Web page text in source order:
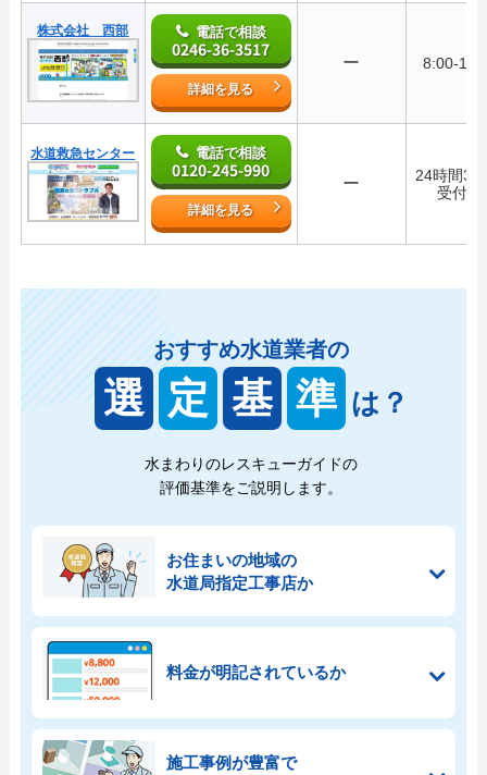
株式会社 西部 電話で相談
0246-36-3517
詳細を見る
ー 8:00-
水道救急センター 電話で相談
0120-245-990
詳細を見る
ー
24時間
受付中
おすすめ水道業者の
選 定 基 準 は？
水まわりのレスキューガイドの
評価基準をご説明します。
お住まいの地域の
水道局指定工事店か
料金が明記されているか
施工事例が豊富で